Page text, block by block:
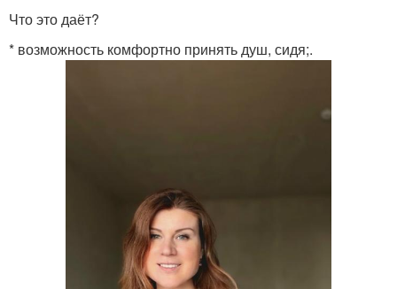
Что это даёт?
* возможность комфортно принять душ, сидя;.